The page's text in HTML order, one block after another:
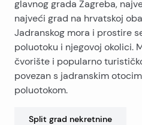
glavnog grada Zagreba,
najveći grad na hrvatskoj
Jadranskog mora i prostire
poluotoku i njegovoj okolici.
čvorište i popularno
povezan s jadranskim
poluotokom.
Split grad nekretnine